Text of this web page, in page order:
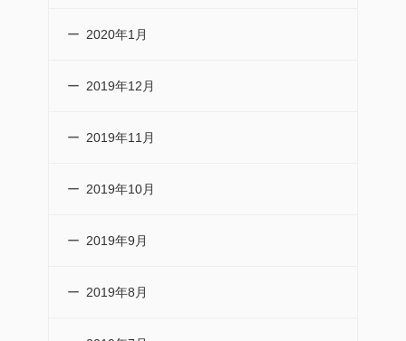
2020年1月
2019年12月
2019年11月
2019年10月
2019年9月
2019年8月